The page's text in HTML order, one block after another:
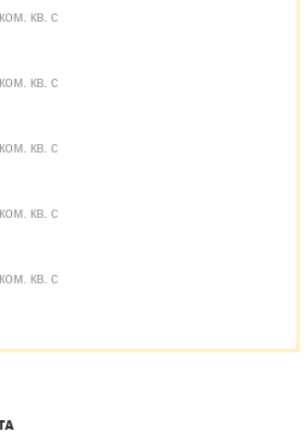
кв. с
кв. с
кв. с
кв. с
кв. с